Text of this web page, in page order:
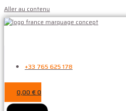
Aller au contenu
+33 765 625 178
0,00 €0